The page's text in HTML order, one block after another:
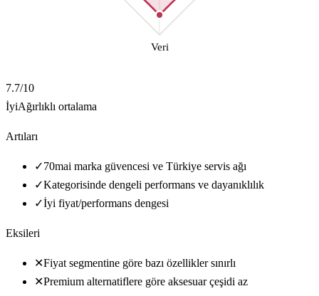
Veri
7.7/10
İyiAğırlıklı ortalama
Artıları
✓70mai marka güvencesi ve Türkiye servis ağı
✓Kategorisinde dengeli performans ve dayanıklılık
✓İyi fiyat/performans dengesi
Eksileri
✕Fiyat segmentine göre bazı özellikler sınırlı
✕Premium alternatiflere göre aksesuar çeşidi az